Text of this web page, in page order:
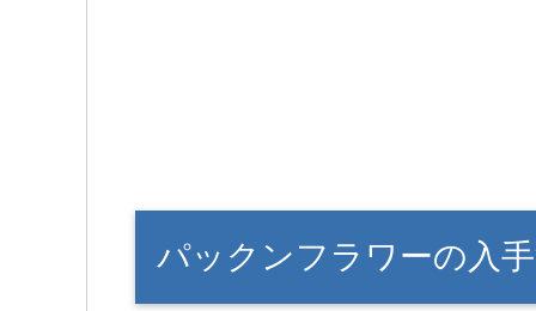
パックンフラワーの入